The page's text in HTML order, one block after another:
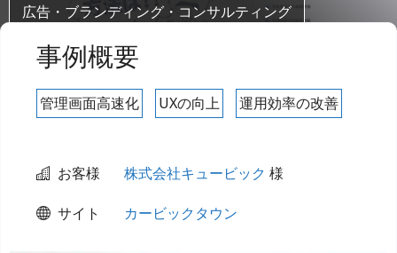
広告・ブランディング・コンサルティング
事例概要
管理画面高速化 UXの向上 運用効率の改善
お客様 株式会社キュービック 様
サイト カービックタウン